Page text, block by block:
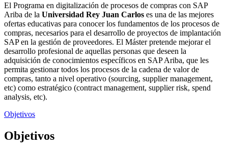
El Programa en digitalización de procesos de compras con SAP
Ariba de la Universidad Rey Juan Carlos es una de las mejores
ofertas educativas para conocer los fundamentos de los procesos de
compras, necesarios para el desarrollo de proyectos de implantación
SAP en la gestión de proveedores. El Máster pretende mejorar el
desarrollo profesional de aquellas personas que deseen la
adquisición de conocimientos específicos en SAP Ariba, que les
permita gestionar todos los procesos de la cadena de valor de
compras, tanto a nivel operativo (sourcing, supplier management,
etc) como estratégico (contract management, supplier risk, spend
analysis, etc).
Objetivos
Objetivos